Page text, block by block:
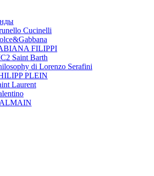
Cucinelli
FILIPPI
Saint Barth
di Lorenzo Serafini
PLEIN
Laurent